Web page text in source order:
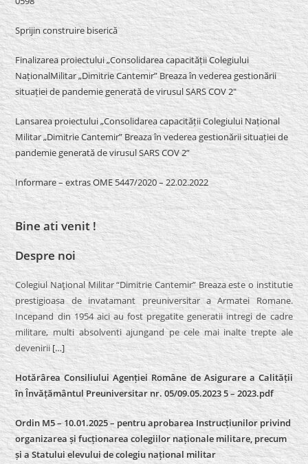
Sprijin construire biserică
Finalizarea proiectului „Consolidarea capacității Colegiului
NaționalMilitar „Dimitrie Cantemir” Breaza în vederea gestionării
situației de pandemie generată de virusul SARS COV 2″
Lansarea proiectului „Consolidarea capacității Colegiului Național
Militar „Dimitrie Cantemir” Breaza în vederea gestionării situației de
pandemie generată de virusul SARS COV 2”
Informare – extras OME 5447/2020 – 22.02.2022
Bine ati venit !
Despre noi
Colegiul Naţional Militar “Dimitrie Cantemir” Breaza este o institutie
prestigioasa de invatamant preuniversitar a Armatei Romane.
Incepand din 1954 aici au fost pregatite generatii intregi de cadre
militare, multi absolventi ajungand pe cele mai inalte trepte ale
devenirii[…]
Hotărârea Consiliului Agenției Române de Asigurare a Calității
în Învățământul Preuniversitar nr. 05/09.05.2023 5 – 2023.pdf
Ordin M5 – 10.01.2025 – pentru aprobarea Instrucțiunilor privind
organizarea și fucționarea colegiilor naționale militare, precum
și a Statului elevului de colegiu național militar